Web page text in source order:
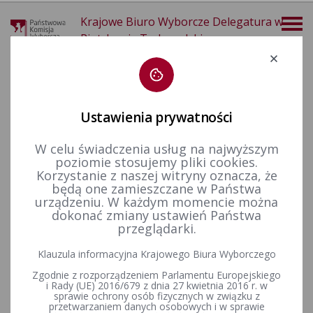
Krajowe Biuro Wyborcze Delegatura w
Piotrkowie Trybunalskim
Wybory samorządowe i referenda lokalne Wybory i referenda w toku kadencji
Kadencja 2014-2018
Zmiany w składach
Zmiana w składzie Rady Powiatu w Bełchatowie w okręgu wyborczym nr 5, 18 maja 2015 r.
Zmiana w składzie Rady
Powiatu w Bełchatowie w
okręgu wyborczym nr 5, 18
Ustawienia prywatności
W celu świadczenia usług na najwyższym
poziomie stosujemy pliki cookies.
Korzystanie z naszej witryny oznacza, że
będą one zamieszczane w Państwa
urządzeniu. W każdym momencie można
dokonać zmiany ustawień Państwa
przeglądarki.
Klauzula informacyjna Krajowego Biura Wyborczego
Zgodnie z rozporządzeniem Parlamentu Europejskiego
i Rady (UE) 2016/679 z dnia 27 kwietnia 2016 r. w
sprawie ochrony osób fizycznych w związku z
przetwarzaniem danych osobowych i w sprawie